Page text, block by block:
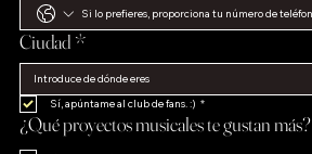
Ciudad *
Sí, apúntame al club de fans. :) *
¿Qué proyectos musicales te gustan más?